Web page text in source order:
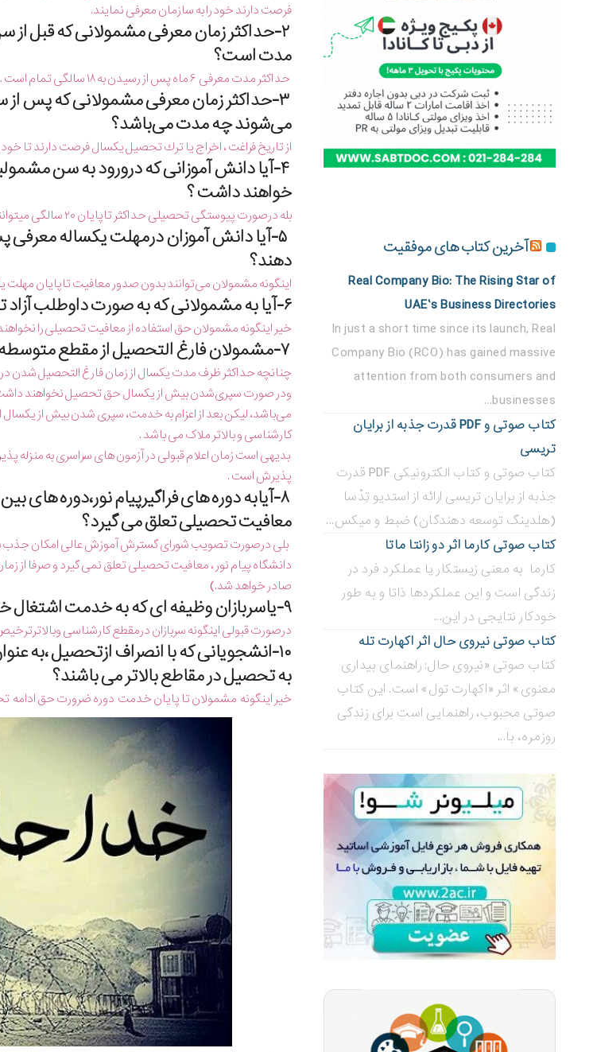
فرصت دارند خود را به سازمان معرفی نمایند.
۲-حداكثر زمان معرفی مشمولانی كه قبل
مدت است؟
حداكثر مدت معرفی ۶ ماه پس از رسیدن به ۱۸ سالگی تمام است .
۳-حداكثر زمان معرفی مشمولانی كه پس
می‌شوند چه مدت می‌باشد؟
از تاریخ فراغت ، اخراج یا ترك تحصیل یكسال فرصت دارند تا خود
۴-آیا دانش آموزانی كه درورود به سن
خواهند داشت ؟
بله درصورت پیوستگی تحصیلی حداكثر تاپایان ۲۰ سالگی میتوانند تحصیل نمایند.
۵-آیا دانش آموزان درمهلت یكساله
دهند؟
اینگونه مشمولان می‌توانند بدون صدور معافیت تاپایان
۶-آیا به مشمولانی كه به صورت داوطلب آزاد تحصیل می كنند معافیت تحصیلی تعلق می‌گیرد؟
خیر اینگونه مشمولان حق استفاده از معافیت تحصیلی را
۷-مشمولان فارغ التحصیل از مقطع متوسطه تا چه زمان می‌توانند در دانشگاه پذیرفته وثبت نام نمایند؟
چنانچه حداكثر ظرف مدت یكسال از زمان فارغ التحصیل شدن
ودر صورت سپری‌شدن بیش از یكسال حق تحصیل نخواهند داشت
می‌باشد، لیکن بعد از اعزام به خدمت، سپری شدن بیش از
کارشناسی و بالاتر ملاک می باشد .
بدیهی است زمان اعلام قبولی در آزمون های سراسری به منزله
پذیرش است .
۸-آیابه دوره های فراگیرپیام نور،دوره
معافیت تحصیلی تعلق می گیرد؟
بلی درصورت تصویب شورای گسترش آموزش عالی امكان جذب
دانشگاه پیام نور ، معافیت تحصیلی تعلق نمی گیرد و صرفا
صادر خواهد شد.)
۹-یاسربازان وظیفه ای كه به خدمت اشتغال خدمت دارندجهت تحصیل دردانشگاه هااز خدمت ترخیص میشوند؟
درصورت قبولی اینگونه سربازان درمقطع كارشناسی
۱۰-انشجویانی كه با انصراف ازتحصیل ،به
به تحصیل در مقاطع بالاتر می باشند؟
خیر اینگونه مشمولان تا پایان خدمت دوره ضرورت حق ادامه
آخرین کتاب های موفقیت
Real Company Bio: The Rising Star of
UAE’s Business Directories
In just a short time since its launch, Real
Company Bio (RCO) has gained massive
attention from both consumers and
businesses...
کتاب صوتی و PDF قدرت جذبه از برایان
تریسی
کتاب صوتی و کتاب الکترونیکی PDF قدرت
جذبه از برایان تریسی ارائه از استدیو تِدْسا
(هلدینگ توسعه دهندگان) ضبط و میکس...
کتاب صوتی کارما اثر دو زانتا ماتا
کارما به معنی زیستکار یا عملکرد فرد در
زندگی است و این عملکردها ذاتا و به طور
خودکار نتایجی در این...
کتاب صوتی نیروی حال اثر اکهارت تله
کتاب صوتی «نیروی حال: راهنمای بیداری
معنوی» اثر «اکهارت تول» است. این کتاب
صوتی محبوب، راهنمایی است برای زندگی
روزمره، با...